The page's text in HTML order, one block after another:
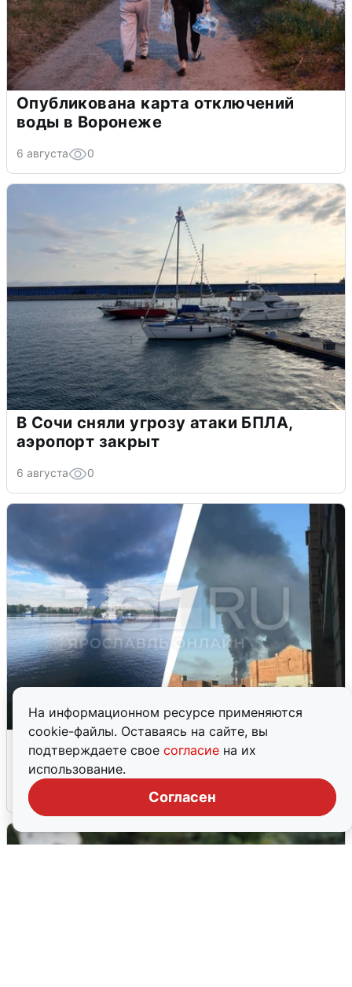
На информационном ресурсе применяются
cookie-файлы. Оставаясь на сайте, вы
подтверждаете свое согласие на их
использование.
Согласен
Опубликована карта отключений
воды в Воронеже
6 августа 0
В Сочи сняли угрозу атаки БПЛА,
аэропорт закрыт
6 августа 0
Ночная атака БПЛА на Ярославль:
попадания и последствия
6 августа